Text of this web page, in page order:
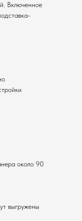
Включенное
около 90
выгружены